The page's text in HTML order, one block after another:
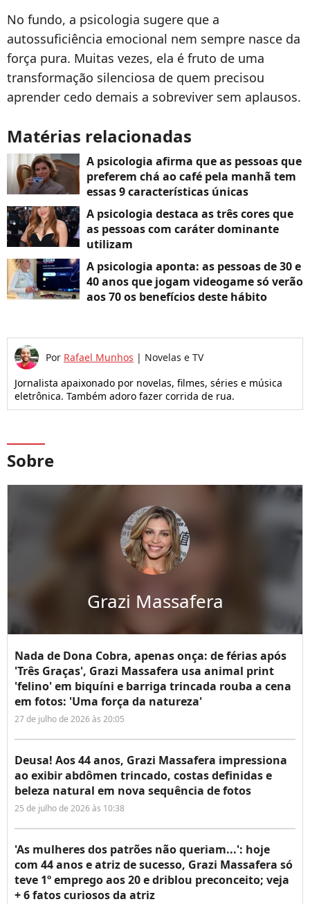
No fundo, a psicologia sugere que a
autossuficiência emocional nem sempre nasce da
força pura. Muitas vezes, ela é fruto de uma
transformação silenciosa de quem precisou
aprender cedo demais a sobreviver sem aplausos.
Matérias relacionadas
A psicologia afirma que as pessoas que
preferem chá ao café pela manhã tem
essas 9 características únicas
A psicologia destaca as três cores que
as pessoas com caráter dominante
utilizam
A psicologia aponta: as pessoas de 30 e
40 anos que jogam videogame só verão
aos 70 os benefícios deste hábito
Por Rafael Munhos | Novelas e TV
Jornalista apaixonado por novelas, filmes, séries e música
eletrônica. Também adoro fazer corrida de rua.
Sobre
Grazi Massafera
Nada de Dona Cobra, apenas onça: de férias após
'Três Graças', Grazi Massafera usa animal print
'felino' em biquíni e barriga trincada rouba a cena
em fotos: 'Uma força da natureza'
27 de julho de 2026 às 20:05
Deusa! Aos 44 anos, Grazi Massafera impressiona
ao exibir abdômen trincado, costas definidas e
beleza natural em nova sequência de fotos
25 de julho de 2026 às 10:38
'As mulheres dos patrões não queriam...': hoje
com 44 anos e atriz de sucesso, Grazi Massafera só
teve 1º emprego aos 20 e driblou preconceito; veja
+ 6 fatos curiosos da atriz